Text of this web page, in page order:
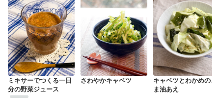
ミキサーでつくる一日
分の野菜ジュース
さわやかキャベツ
キャベツとわかめのご
ま油あえ